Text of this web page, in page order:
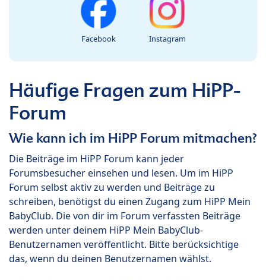
Facebook Instagram
Häufige Fragen zum HiPP-
Forum
Wie kann ich im HiPP Forum mitmachen?
Die Beiträge im HiPP Forum kann jeder
Forumsbesucher einsehen und lesen. Um im HiPP
Forum selbst aktiv zu werden und Beiträge zu
schreiben, benötigst du einen Zugang zum HiPP Mein
BabyClub. Die von dir im Forum verfassten Beiträge
werden unter deinem HiPP Mein BabyClub-
Benutzernamen veröffentlicht. Bitte berücksichtige
das, wenn du deinen Benutzernamen wählst.